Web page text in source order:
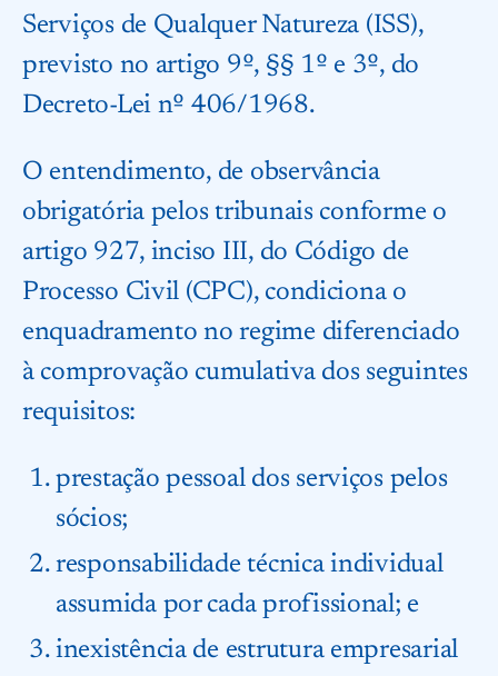
Serviços de Qualquer Natureza (ISS),
previsto no artigo 9º, §§ 1º e 3º, do
Decreto-Lei nº 406/1968.
O entendimento, de observância
obrigatória pelos tribunais conforme o
artigo 927, inciso III, do Código de
Processo Civil (CPC), condiciona o
enquadramento no regime diferenciado
à comprovação cumulativa dos seguintes
requisitos:
prestação pessoal dos serviços pelos
sócios;
responsabilidade técnica individual
assumida por cada profissional; e
inexistência de estrutura empresarial